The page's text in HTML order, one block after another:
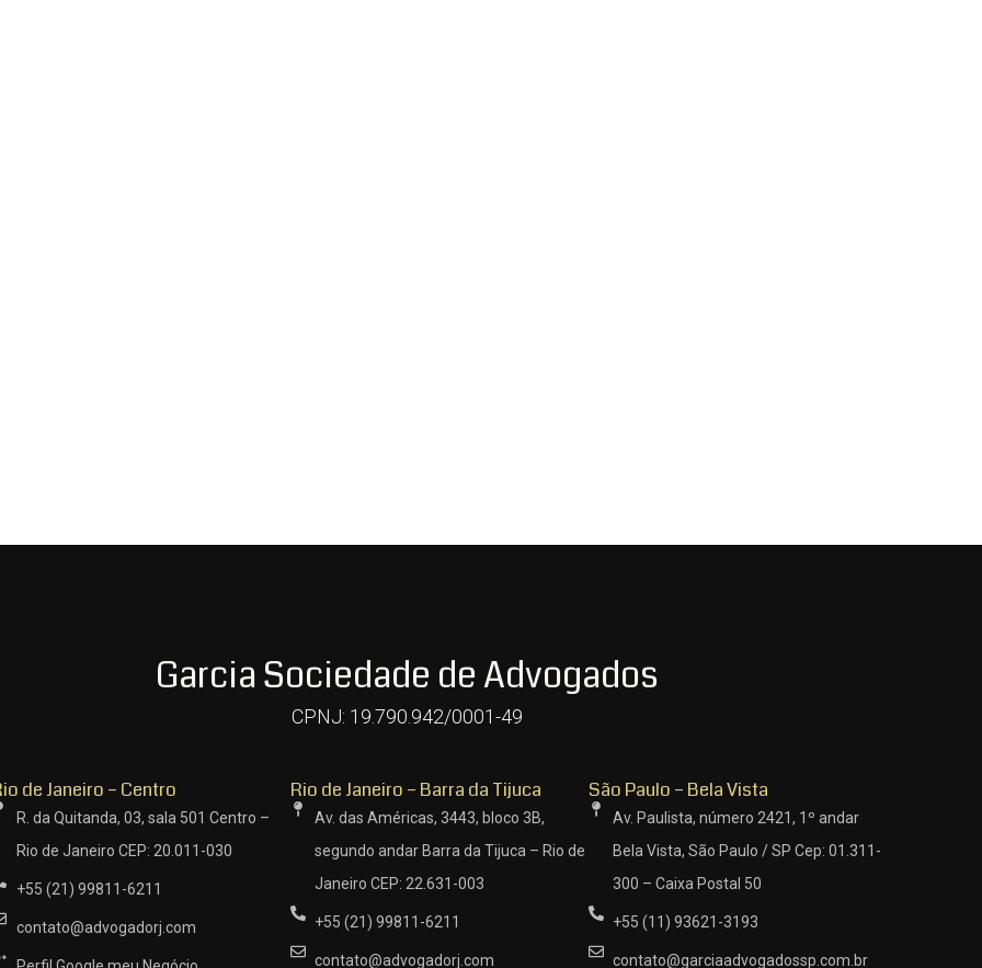
Garcia Sociedade de Advogados
CPNJ: 19.790.942/0001-49
de Janeiro – Centro
R. da Quitanda, 03, sala 501 Centro –
Rio de Janeiro CEP: 20.011-030
+55 (21) 99811-6211
contato@advogadorj.com
Rio de Janeiro – Barra da Tijuca
Av. das Américas, 3443, bloco 3B,
segundo andar Barra da Tijuca – Rio de
Janeiro CEP: 22.631-003
+55 (21) 99811-6211
contato@advogadorj.com
São Paulo – Bela Vista
Av. Paulista, número 2421, 1º andar
Bela Vista, São Paulo / SP Cep: 01.311-
300 – Caixa Postal 50
+55 (11) 93621-3193
contato@garciaadvogadossp.com.br